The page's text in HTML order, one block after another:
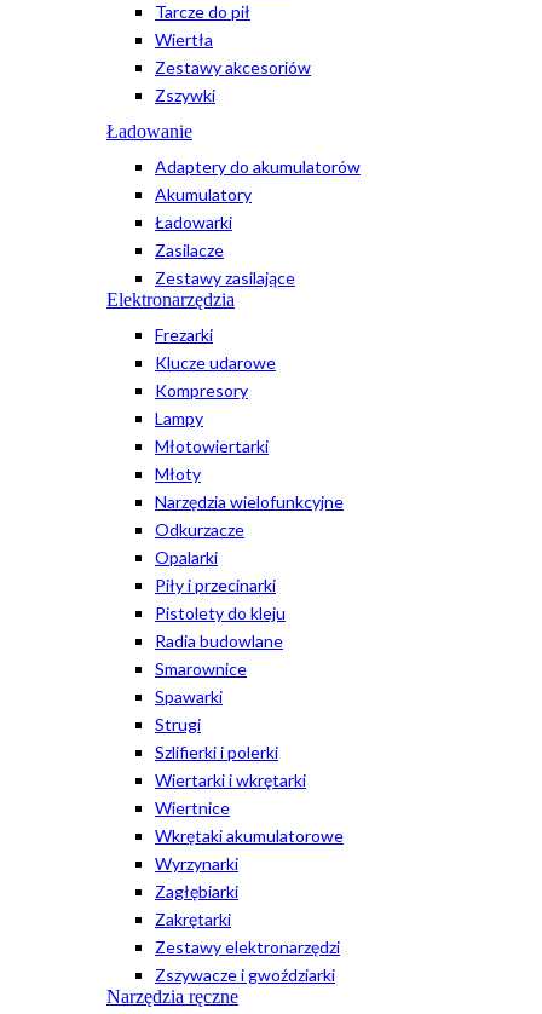
Tarcze do pił
Wiertła
Zestawy akcesoriów
Zszywki
Ładowanie
Adaptery do akumulatorów
Akumulatory
Ładowarki
Zasilacze
Zestawy zasilające
Elektronarzędzia
Frezarki
Klucze udarowe
Kompresory
Lampy
Młotowiertarki
Młoty
Narzędzia wielofunkcyjne
Odkurzacze
Opalarki
Piły i przecinarki
Pistolety do kleju
Radia budowlane
Smarownice
Spawarki
Strugi
Szlifierki i polerki
Wiertarki i wkrętarki
Wiertnice
Wkrętaki akumulatorowe
Wyrzynarki
Zagłębiarki
Zakrętarki
Zestawy elektronarzędzi
Zszywacze i gwoździarki
Narzędzia ręczne